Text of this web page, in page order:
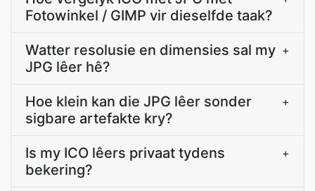
Fotowinkel / GIMP vir dieselfde taak?
Watter resolusie en dimensies sal my
JPG lêer hê?
+
Hoe klein kan die JPG lêer sonder
sigbare artefakte kry?
+
Is my ICO lêers privaat tydens
bekering?
+